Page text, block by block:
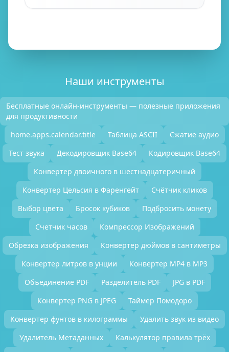
Наши инструменты
Бесплатные онлайн-инструменты — полезные приложения
для продуктивности
home.apps.calendar.title
Таблица ASCII
Сжатие аудио
Тест звука
Декодировщик Base64
Кодировщик Base64
Конвертер двоичного в шестнадцатеричный
Конвертер Цельсия в Фаренгейт
Счётчик кликов
Выбор цвета
Бросок кубиков
Подбросить монету
Счетчик часов
Компрессор Изображений
Обрезка изображения
Конвертер дюймов в сантиметры
Конвертер литров в унции
Конвертер MP4 в MP3
Объединение PDF
Разделитель PDF
JPG в PDF
Конвертер PNG в JPEG
Таймер Помодоро
Конвертер фунтов в килограммы
Удалить звук из видео
Удалитель Метаданных
Калькулятор правила трёх